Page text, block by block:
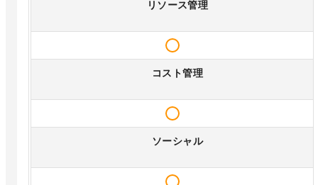
リソース管理
コスト管理
ソーシャル